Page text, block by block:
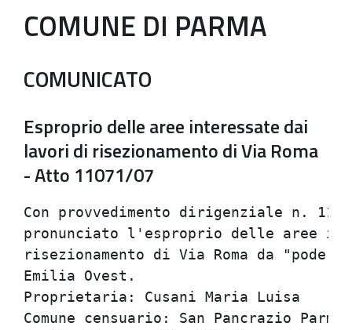
COMUNE DI PARMA
COMUNICATO
Esproprio delle aree interessate dai
lavori di risezionamento di Via Roma
- Atto 11071/07
Con provvedimento dirigenziale n.
pronunciato l'esproprio delle aree
risezionamento di Via Roma da
Emilia Ovest.
Proprietaria: Cusani Maria Luisa
Comune censuario: San Pancrazio